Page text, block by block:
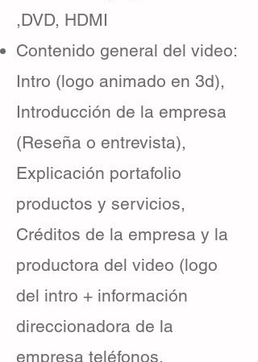
,DVD, HDMI
Contenido general del video:
Intro (logo animado en 3d),
Introducción de la empresa
(Reseña o entrevista),
Explicación portafolio
productos y servicios,
Créditos de la empresa y la
productora del video (logo
del intro + información
direccionadora de la
empresa teléfonos,